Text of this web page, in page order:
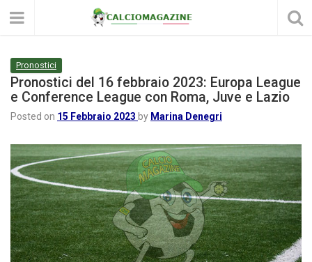
Pronostici
Pronostici del 16 febbraio 2023: Europa League
e Conference League con Roma, Juve e Lazio
Posted on 15 Febbraio 2023 by Marina Denegri